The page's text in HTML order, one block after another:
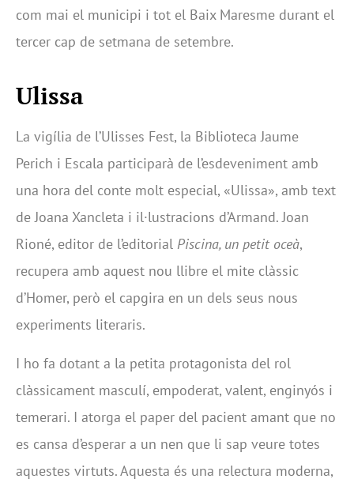
com mai el municipi i tot el Baix Maresme durant el
tercer cap de setmana de setembre.
Ulissa
La vigília de l’Ulisses Fest, la Biblioteca Jaume
Perich i Escala participarà de l’esdeveniment amb
una hora del conte molt especial, «Ulissa», amb text
de Joana Xancleta i il·lustracions d’Armand. Joan
Rioné, editor de l’editorial Piscina, un petit oceà,
recupera amb aquest nou llibre el mite clàssic
d’Homer, però el capgira en un dels seus nous
experiments literaris.
I ho fa dotant a la petita protagonista del rol
clàssicament masculí, empoderat, valent, enginyós i
temerari. I atorga el paper del pacient amant que no
es cansa d’esperar a un nen que li sap veure totes
aquestes virtuts. Aquesta és una relectura moderna,